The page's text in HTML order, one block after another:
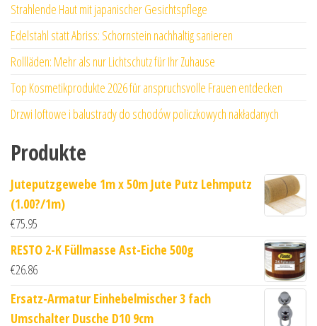
Strahlende Haut mit japanischer Gesichtspflege
Edelstahl statt Abriss: Schornstein nachhaltig sanieren
Rollläden: Mehr als nur Lichtschutz für Ihr Zuhause
Top Kosmetikprodukte 2026 für anspruchsvolle Frauen entdecken
Drzwi loftowe i balustrady do schodów policzkowych nakładanych
Produkte
Juteputzgewebe 1m x 50m Jute Putz Lehmputz
(1.00?/1m)
€75.95
RESTO 2-K Füllmasse Ast-Eiche 500g
€26.86
Ersatz-Armatur Einhebelmischer 3 fach
Umschalter Dusche D10 9cm